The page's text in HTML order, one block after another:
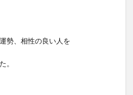
勢、相性の良い人を
。